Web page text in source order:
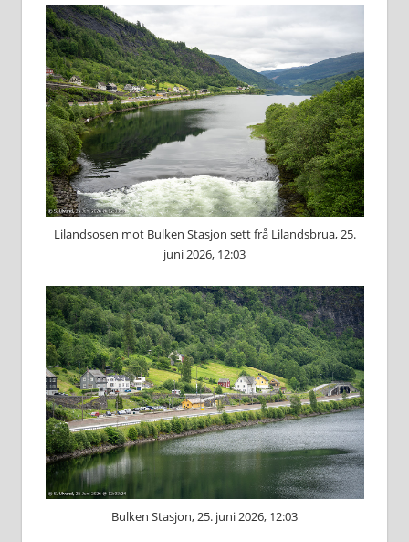
Lilandsosen mot Bulken Stasjon sett frå Lilandsbrua, 25.
juni 2026, 12:03
Bulken Stasjon, 25. juni 2026, 12:03